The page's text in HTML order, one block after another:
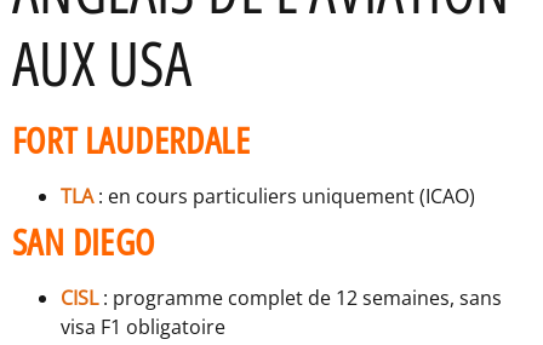
AUX USA
FORT LAUDERDALE
TLA : en cours particuliers uniquement (ICAO)
SAN DIEGO
CISL: programme complet de 12 semaines, sans
visa F1 obligatoire